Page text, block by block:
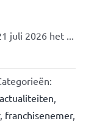
juli 2026 het ...
, franchisenemer,